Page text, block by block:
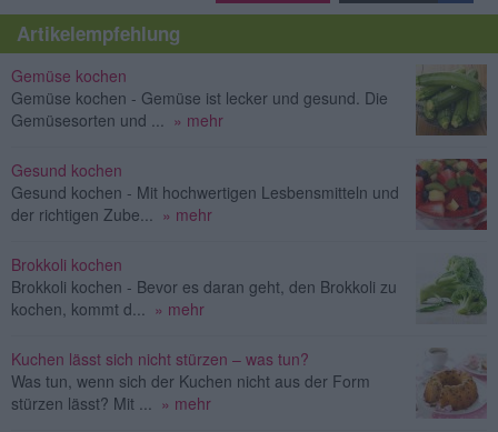
Artikelempfehlung
Gemüse kochen
Gemüse kochen - Gemüse ist lecker und gesund. Die
Gemüsesorten und ... » mehr
Gesund kochen
Gesund kochen - Mit hochwertigen Lesbensmitteln und
der richtigen Zube... » mehr
Brokkoli kochen
Brokkoli kochen - Bevor es daran geht, den Brokkoli zu
kochen, kommt d... » mehr
Kuchen lässt sich nicht stürzen – was tun?
Was tun, wenn sich der Kuchen nicht aus der Form
stürzen lässt? Mit ... » mehr